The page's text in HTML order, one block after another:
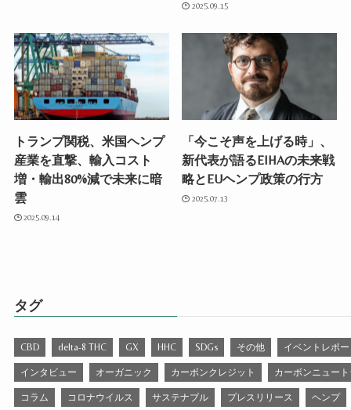
2025.09.15
トランプ関税、米国ヘンプ
産業を直撃、輸入コスト
増・輸出80%減で未来に暗
雲
2025.09.14
「今こそ声を上げる時」、
新代表が語るEIHAの未来戦
略とEUヘンプ政策の行方
2025.07.13
タグ
CBD delta-8 THC GX HHC SDGs その他 イベントレポ
インタビュー オーガニック カーボンクレジット カーボンニュー
コラム コロナウイルス サステナブル プレスリリース ヘンプ